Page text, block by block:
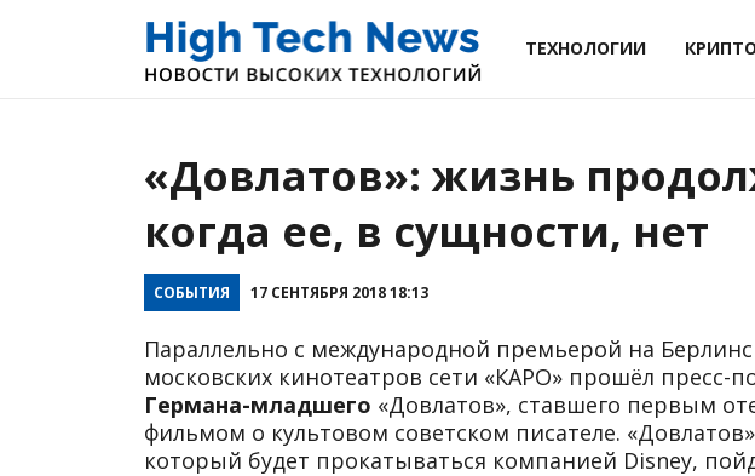
ТЕХНОЛОГИИ КРИПТО
«Довлатов»: жизнь
когда ее, в сущности, нет
СОБЫТИЯ 17 СЕНТЯБРЯ 2018 18:13
Параллельно с международной премьерой на
московских кинотеатров сети «КАРО» прошёл пресс-
Германа-младшего «Довлатов», ставшего первым
фильмом о культовом советском писателе.
который будет прокатываться компанией Disney,